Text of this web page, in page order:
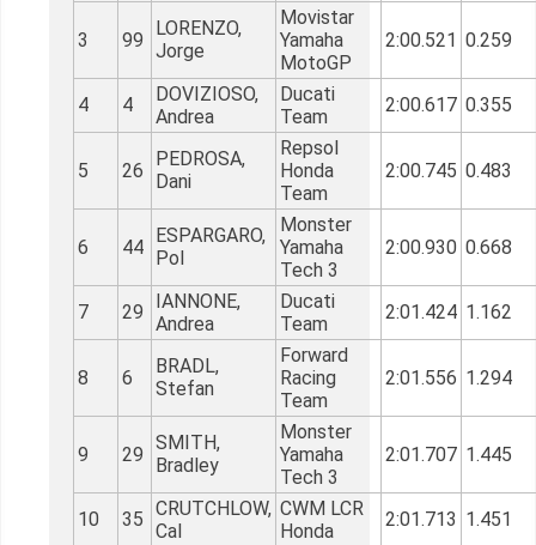
3 99
LORENZO,
Jorge
Movistar
Yamaha
MotoGP
2:00.521 0.259
4 4
DOVIZIOSO,
Andrea
Ducati
Team
2:00.617 0.355
5 26
PEDROSA,
Dani
Repsol
Honda
Team
2:00.745 0.483
6 44
ESPARGARO,
Pol
Monster
Yamaha
Tech 3
2:00.930 0.668
7 29
IANNONE,
Andrea
Ducati
Team
2:01.424 1.162
8 6
BRADL,
Stefan
Forward
Racing
Team
2:01.556 1.294
9 29
SMITH,
Bradley
Monster
Yamaha
Tech 3
2:01.707 1.445
10 35 CRUTCHLOW,
Cal
CWM LCR
Honda
2:01.713 1.451